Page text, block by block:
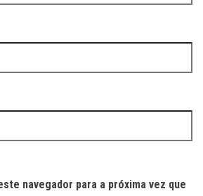
navegador para a próxima vez que